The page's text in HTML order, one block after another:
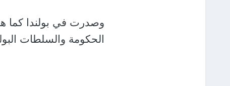
وصدرت في بولندا كما هو
الحكومة والسلطات